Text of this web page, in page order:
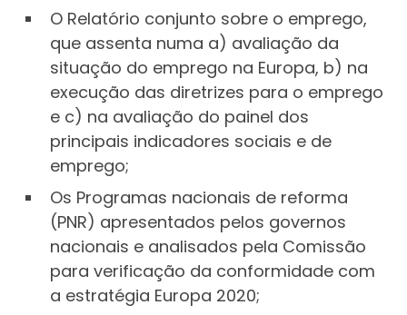
O Relatório conjunto sobre o emprego,
que assenta numa a) avaliação da
situação do emprego na Europa, b) na
execução das diretrizes para o emprego
e c) na avaliação do painel dos
principais indicadores sociais e de
emprego;
Os Programas nacionais de reforma
(PNR) apresentados pelos governos
nacionais e analisados pela Comissão
para verificação da conformidade com
a estratégia Europa 2020;